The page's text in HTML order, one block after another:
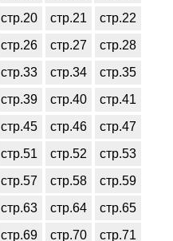
стр.20 стр.21
стр.22
стр.26 стр.27
стр.28
стр.33 стр.34
стр.35
стр.39 стр.40
стр.41
стр.45 стр.46
стр.47
стр.51 стр.52
стр.53
стр.57 стр.58
стр.59
стр.63 стр.64
стр.65
стр.69 стр.70
стр.71